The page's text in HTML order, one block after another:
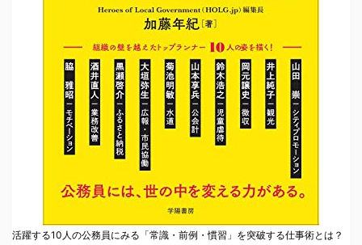
活躍する10人の公務員にみる「常識・前例・慣習」を突破する仕事術とは？